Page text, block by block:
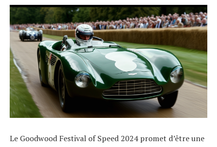
Le Goodwood Festival of Speed 2024 promet d’être une